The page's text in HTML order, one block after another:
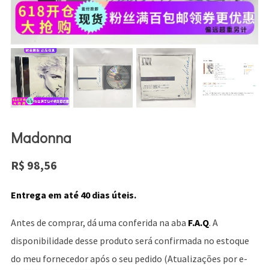
Madonna
R$ 98,56
Entrega em até 40 dias úteis.
Antes de comprar, dá uma conferida na aba F.A.Q. A
disponibilidade desse produto será confirmada no estoque
do meu fornecedor após o seu pedido (Atualizações por e-